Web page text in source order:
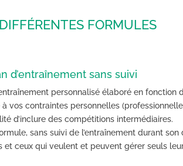
FORMULES
d’entraînement sans suivi
personnalisé élaboré en fonction
vos contraintes personnelles
d’inclure des compétitions intermédiaires.
sans suivi de l’entraînement durant son
et ceux qui veulent et peuvent gérer seuls